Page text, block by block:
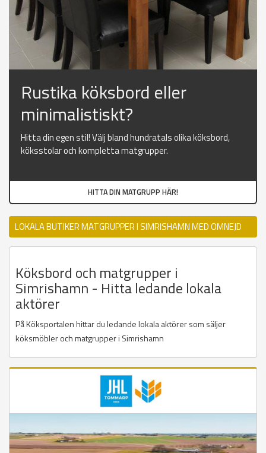
Rustika köksbord eller
minimalistiskt?
Hitta din egen stil! Välj bland hundratals olika köksbord,
köksstolar och kompletta matgrupper.
HITTA DIN MATGRUPP HÄR!
LOKALA BUTIKER MATGRUPPER I SIMRISHAMN MED OMNEJD
Köksbord och matgrupper i
Simrishamn - Hitta ledande lokala
aktörer
På Köksportalen hittar du ledande lokala aktörer som säljer
köksmöbler och matgrupper i Simrishamn